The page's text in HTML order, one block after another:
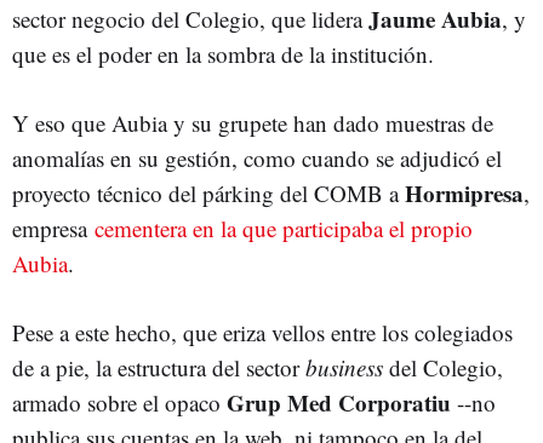
sector negocio del Colegio, que lideraJaume Aubia, y
que es el poder en la sombra de la institución.
Y eso que Aubia y su grupete han dado muestras de
anomalías en su gestión, como cuando se adjudicó el
proyecto técnico del párking del COMB aHormipresa,
empresa cementera en la que participaba el propio
Aubia.
Pese a este hecho, que eriza vellos entre los colegiados
de a pie, la estructura del sectorbusiness del Colegio,
armado sobre el opaco Grup Med Corporatiu --no
publica sus cuentas en la web, ni tampoco en la del